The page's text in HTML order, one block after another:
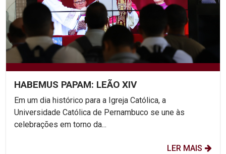
HABEMUS PAPAM: LEÃO XIV
Em um dia histórico para a Igreja Católica, a
Universidade Católica de Pernambuco se une às
celebrações em torno da...
LER MAIS